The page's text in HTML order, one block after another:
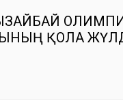
ҚОЛА